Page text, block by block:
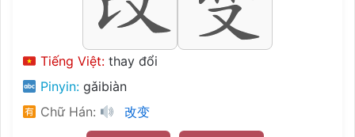
Tiếng Việt: thay đổi
Pinyin: gǎibiàn
Chữ Hán:
改变